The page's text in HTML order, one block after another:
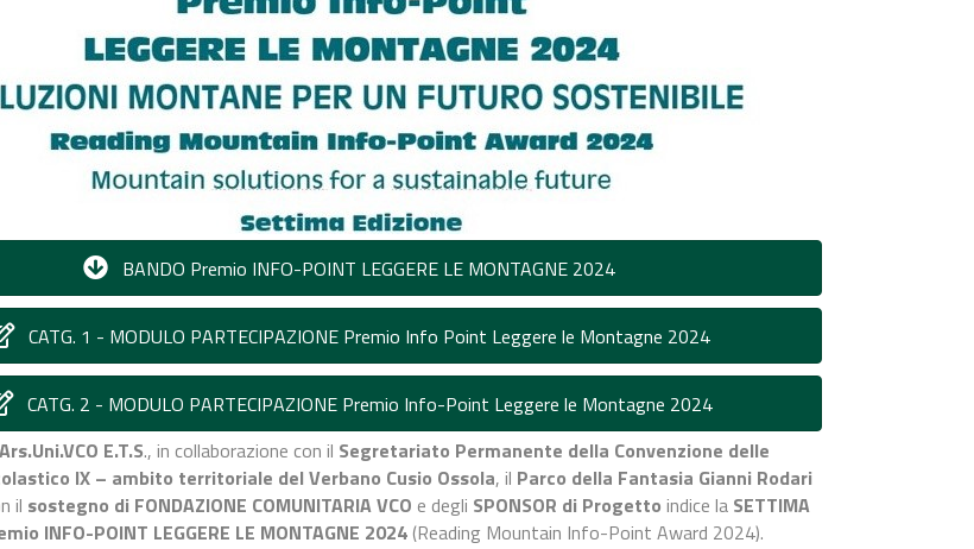
BANDO Premio INFO-POINT LEGGERE LE MONTAGNE 2024
CATG. 1 - MODULO PARTECIPAZIONE Premio Info Point Leggere le Montagne 2024
CATG. 2 - MODULO PARTECIPAZIONE Premio Info-Point Leggere le Montagne 2024
E.T.S., in collaborazione con il Segretariato Permanente della Convenzione delle
IX – ambito territoriale del Verbano Cusio Ossola,il Parco della Fantasia Gianni Rodari
il sostegno di FONDAZIONE COMUNITARIA VCO e degli SPONSOR di Progetto indice la SETTIMA
INFO-POINT LEGGERE LE MONTAGNE 2024(Reading Mountain Info-Point Award 2024).